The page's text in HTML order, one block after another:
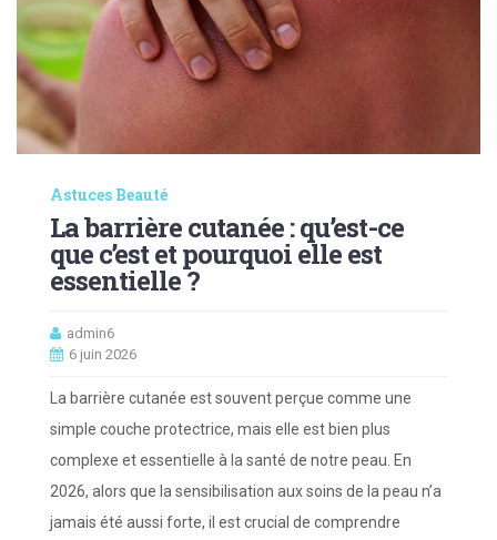
Astuces Beauté
La barrière cutanée : qu’est-ce
que c’est et pourquoi elle est
essentielle ?
admin6
6 juin 2026
La barrière cutanée est souvent perçue comme une
simple couche protectrice, mais elle est bien plus
complexe et essentielle à la santé de notre peau. En
2026, alors que la sensibilisation aux soins de la peau n’a
jamais été aussi forte, il est crucial de comprendre